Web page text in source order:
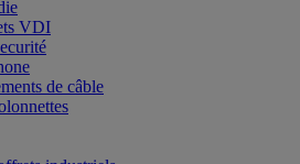
VDI
de câble